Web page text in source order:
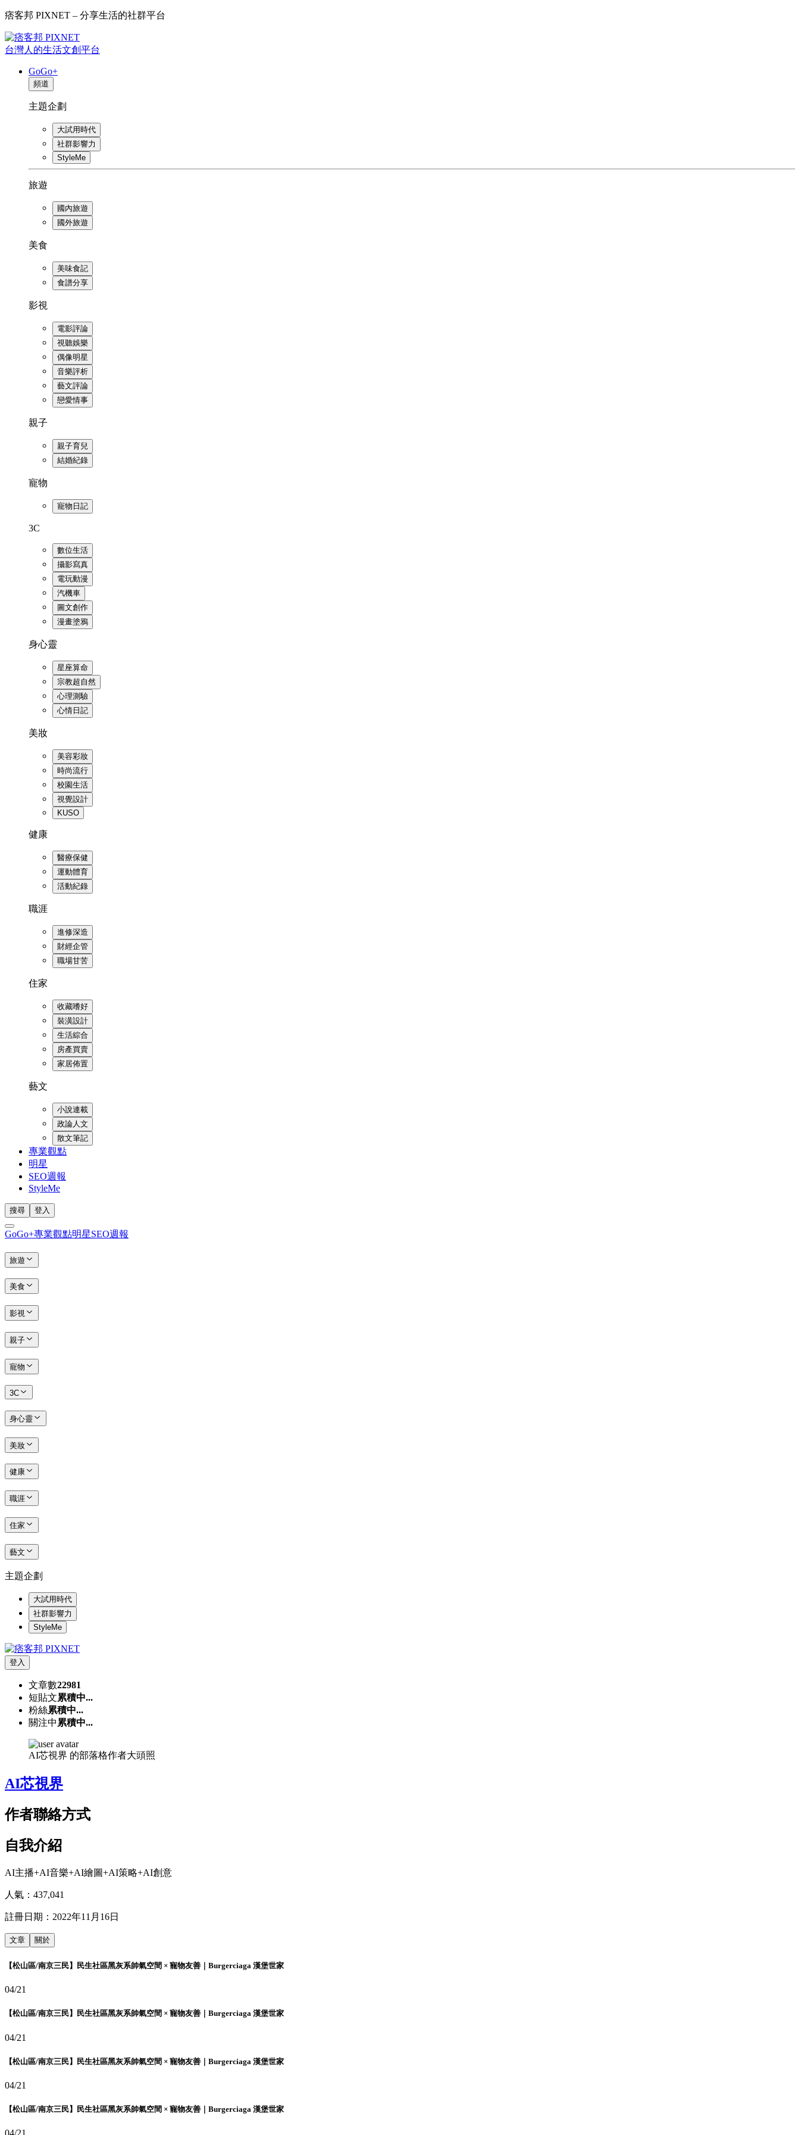
痞客邦 PIXNET – 分享生活的社群平台
台灣人的生活文創平台
GoGo+
頻道
主題企劃
大試用時代
社群影響力
StyleMe
旅遊
國內旅遊
國外旅遊
美食
美味食記
食譜分享
影視
電影評論
視聽娛樂
偶像明星
音樂評析
藝文評論
戀愛情事
親子
親子育兒
結婚紀錄
寵物
寵物日記
3C
數位生活
攝影寫真
電玩動漫
汽機車
圖文創作
漫畫塗鴉
身心靈
星座算命
宗教超自然
心理測驗
心情日記
美妝
美容彩妝
時尚流行
校園生活
視覺設計
KUSO
健康
醫療保健
運動體育
活動紀錄
職涯
進修深造
財經企管
職場甘苦
住家
收藏嗜好
裝潢設計
生活綜合
房產買賣
家居佈置
藝文
小說連載
政論人文
散文筆記
專業觀點
明星
SEO週報
StyleMe
搜尋 登入
GoGo+專業觀點明星SEO週報
旅遊
美食
影視
親子
寵物
3C
身心靈
美妝
健康
職涯
住家
藝文
主題企劃
大試用時代
社群影響力
StyleMe
登入
文章數22981
短貼文累積中...
粉絲累積中...
關注中 累積中...
AI芯視界 的部落格作者大頭照
AI芯視界
作者聯絡方式
自我介紹
AI主播+AI音樂+AI繪圖+AI策略+AI創意
人氣： 437,041
註冊日期： 2022年11月16日
文章 關於
【松山區/南京三民】民生社區黑灰系帥氣空間 × 寵物友善｜Burgerciaga 漢堡世家
04/21
【松山區/南京三民】民生社區黑灰系帥氣空間 × 寵物友善｜Burgerciaga 漢堡世家
04/21
【松山區/南京三民】民生社區黑灰系帥氣空間 × 寵物友善｜Burgerciaga 漢堡世家
04/21
【松山區/南京三民】民生社區黑灰系帥氣空間 × 寵物友善｜Burgerciaga 漢堡世家